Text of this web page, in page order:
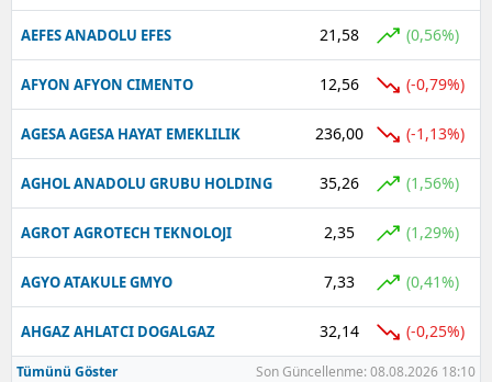
AEFES ANADOLU EFES 21,58 (0,56%)
AFYON AFYON CIMENTO 12,56 (-0,79%)
AGESA AGESA HAYAT EMEKLILIK 236,00 (-1,13%)
AGHOL ANADOLU GRUBU HOLDING 35,26 (1,56%)
AGROT AGROTECH TEKNOLOJI 2,35 (1,29%)
AGYO ATAKULE GMYO 7,33 (0,41%)
AHGAZ AHLATCI DOGALGAZ 32,14 (-0,25%)
Tümünü Göster Son Güncellenme: 08.08.2026 18:10